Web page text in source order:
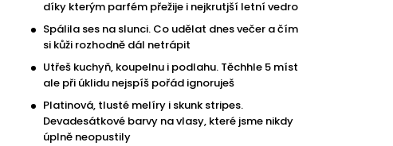
díky kterým parfém přežije i nejkrutjší letní vedro
Spálila ses na slunci. Co udělat dnes večer a čím
si kůži rozhodně dál netrápit
Utřeš kuchyň, koupelnu i podlahu. Těchhle 5 míst
ale při úklidu nejspíš pořád ignoruješ
Platinová, tlusté melíry i skunk stripes.
Devadesátkové barvy na vlasy, které jsme nikdy
úplně neopustily